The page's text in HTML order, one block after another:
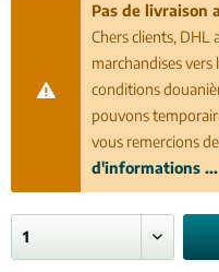
Pas de livraison
Chers clients, DHL
marchandises vers
conditions
pouvons
vous remercions
d'informations ...